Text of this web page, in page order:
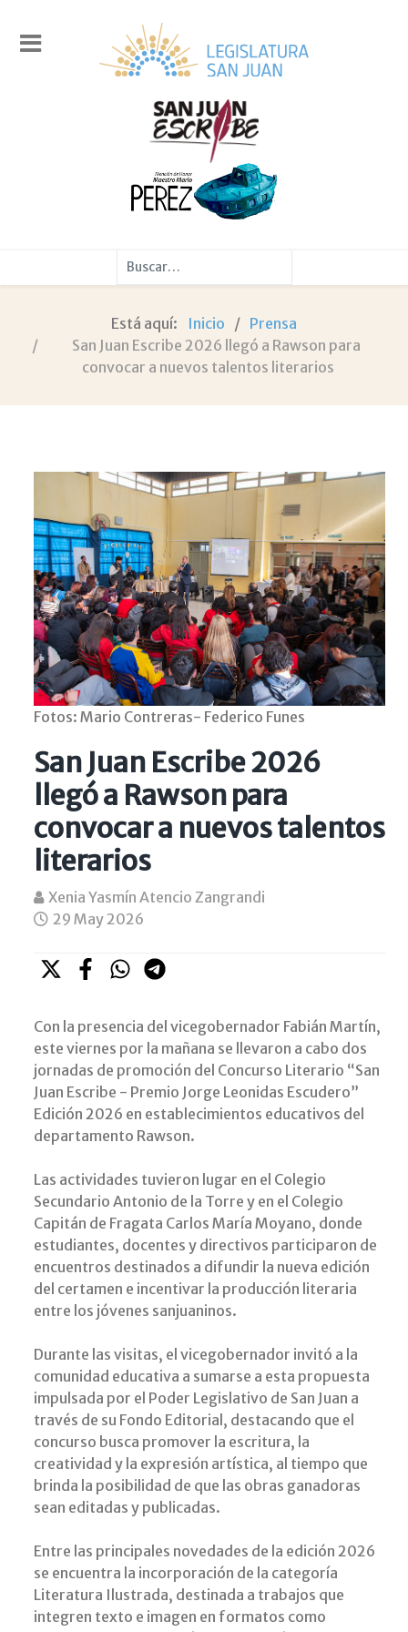
Buscar
Está aquí: Inicio
Prensa
San Juan Escribe 2026 llegó a Rawson para
convocar a nuevos talentos literarios
Fotos: Mario Contreras- Federico Funes
San Juan Escribe 2026
llegó a Rawson para
convocar a nuevos talentos
literarios
Xenia Yasmín Atencio Zangrandi
29 May 2026
Con la presencia del vicegobernador Fabián Martín,
este viernes por la mañana se llevaron a cabo dos
jornadas de promoción del Concurso Literario “San
Juan Escribe - Premio Jorge Leonidas Escudero”
Edición 2026 en establecimientos educativos del
departamento Rawson.
Las actividades tuvieron lugar en el Colegio
Secundario Antonio de la Torre y en el Colegio
Capitán de Fragata Carlos María Moyano, donde
estudiantes, docentes y directivos participaron de
encuentros destinados a difundir la nueva edición
del certamen e incentivar la producción literaria
entre los jóvenes sanjuaninos.
Durante las visitas, el vicegobernador invitó a la
comunidad educativa a sumarse a esta propuesta
impulsada por el Poder Legislativo de San Juan a
través de su Fondo Editorial, destacando que el
concurso busca promover la escritura, la
creatividad y la expresión artística, al tiempo que
brinda la posibilidad de que las obras ganadoras
sean editadas y publicadas.
Entre las principales novedades de la edición 2026
se encuentra la incorporación de la categoría
Literatura Ilustrada, destinada a trabajos que
integren texto e imagen en formatos como